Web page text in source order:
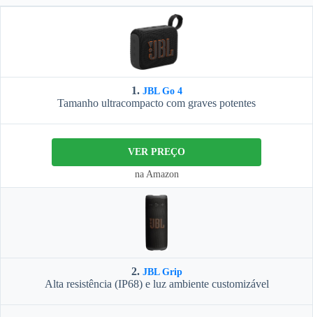
1. JBL Go 4
Tamanho ultracompacto com graves potentes
VER PREÇO
na Amazon
2. JBL Grip
Alta resistência (IP68) e luz ambiente customizável